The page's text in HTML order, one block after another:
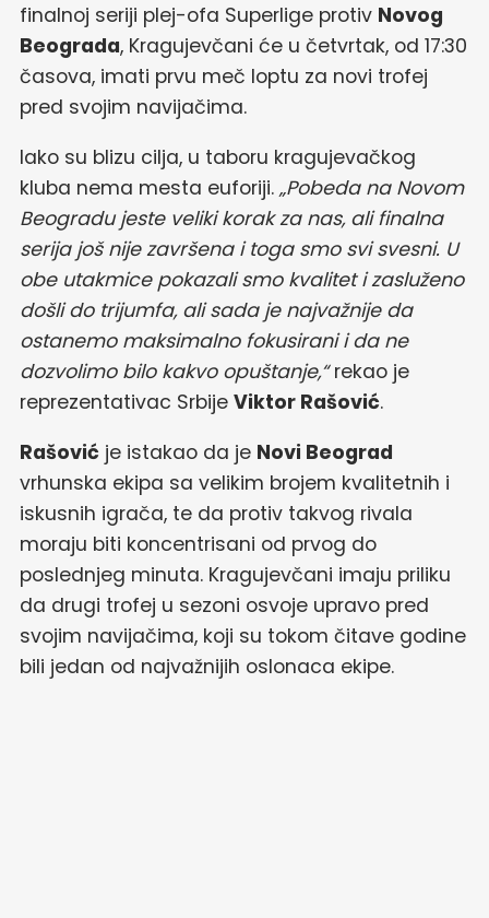
finalnoj seriji plej-ofa Superlige protiv Novog
Beograda, Kragujevčani će u četvrtak, od 17:30
časova, imati prvu meč loptu za novi trofej
pred svojim navijačima.
Iako su blizu cilja, u taboru kragujevačkog
kluba nema mesta euforiji. „Pobeda na Novom
Beogradu jeste veliki korak za nas, ali finalna
serija još nije završena i toga smo svi svesni. U
obe utakmice pokazali smo kvalitet i zasluženo
došli do trijumfa, ali sada je najvažnije da
ostanemo maksimalno fokusirani i da ne
dozvolimo bilo kakvo opuštanje,“rekao je
reprezentativac Srbije Viktor Rašović.
Rašović je istakao da je Novi Beograd
vrhunska ekipa sa velikim brojem kvalitetnih i
iskusnih igrača, te da protiv takvog rivala
moraju biti koncentrisani od prvog do
poslednjeg minuta. Kragujevčani imaju priliku
da drugi trofej u sezoni osvoje upravo pred
svojim navijačima, koji su tokom čitave godine
bili jedan od najvažnijih oslonaca ekipe.